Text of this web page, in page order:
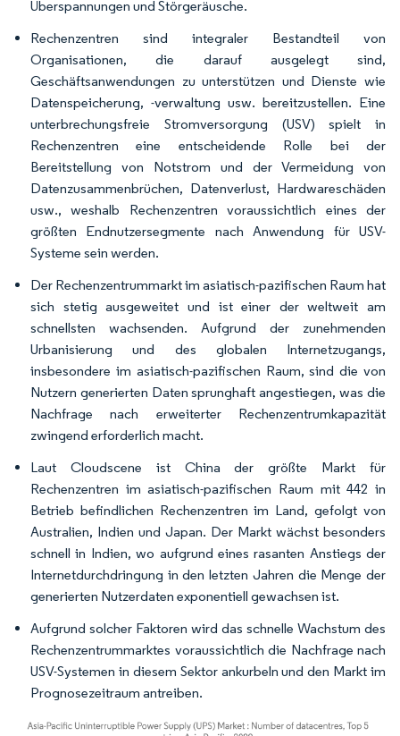
Überspannungen und Störgeräusche.
Rechenzentren sind integraler Bestandteil von
Organisationen, die darauf ausgelegt sind,
Geschäftsanwendungen zu unterstützen und Dienste wie
Datenspeicherung, -verwaltung usw. bereitzustellen. Eine
unterbrechungsfreie Stromversorgung (USV) spielt in
Rechenzentren eine entscheidende Rolle bei der
Bereitstellung von Notstrom und der Vermeidung von
Datenzusammenbrüchen, Datenverlust, Hardwareschäden
usw., weshalb Rechenzentren voraussichtlich eines der
größten Endnutzersegmente nach Anwendung für USV-
Systeme sein werden.
Der Rechenzentrummarkt im asiatisch-pazifischen Raum hat
sich stetig ausgeweitet und ist einer der weltweit am
schnellsten wachsenden. Aufgrund der zunehmenden
Urbanisierung und des globalen Internetzugangs,
insbesondere im asiatisch-pazifischen Raum, sind die von
Nutzern generierten Daten sprunghaft angestiegen, was die
Nachfrage nach erweiterter Rechenzentrumkapazität
zwingend erforderlich macht.
Laut Cloudscene ist China der größte Markt für
Rechenzentren im asiatisch-pazifischen Raum mit 442 in
Betrieb befindlichen Rechenzentren im Land, gefolgt von
Australien, Indien und Japan. Der Markt wächst besonders
schnell in Indien, wo aufgrund eines rasanten Anstiegs der
Internetdurchdringung in den letzten Jahren die Menge der
generierten Nutzerdaten exponentiell gewachsen ist.
Aufgrund solcher Faktoren wird das schnelle Wachstum des
Rechenzentrummarktes voraussichtlich die Nachfrage nach
USV-Systemen in diesem Sektor ankurbeln und den Markt im
Prognosezeitraum antreiben.